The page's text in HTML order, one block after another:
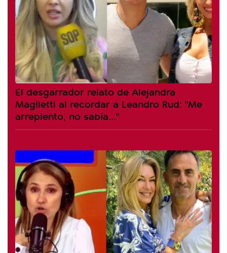
El desgarrador relato de Alejandra
Maglietti al recordar a Leandro Rud: "Me
arrepiento, no sabía..."